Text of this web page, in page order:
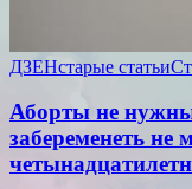
ДЗЕНстарые статьи
Аборты не
забеременеть не